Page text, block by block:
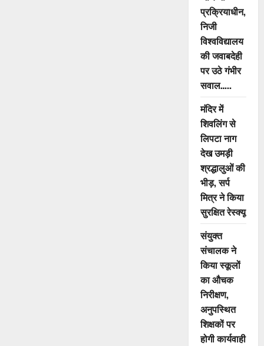
प्रक्रियाधीन,
निजी
विश्वविद्यालय
की जवाबदेही
पर उठे गंभीर
सवाल…..
मंदिर में
शिवलिंग से
लिपटा नाग
देख उमड़ी
श्रद्धालुओं की
भीड़, सर्प
मित्र ने किया
सुरक्षित रेस्क्यू
संयुक्त
संचालक ने
किया स्कूलों
का औचक
निरीक्षण,
अनुपस्थित
शिक्षकों पर
होगी कार्यवाही